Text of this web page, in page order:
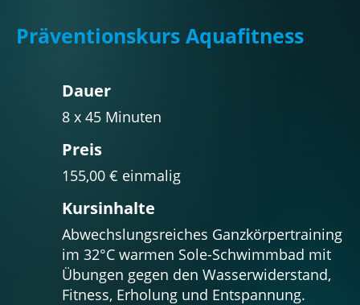
Präventionskurs Aquafitness
Dauer
8 x 45 Minuten
Preis
155,00 € einmalig
Kursinhalte
Abwechslungs­reiches Ganz­körper­training
im 32°C warmen Sole-Schwimmbad mit
Übungen gegen den Wasserwiderstand,
Fitness, Erholung und Entspannung.